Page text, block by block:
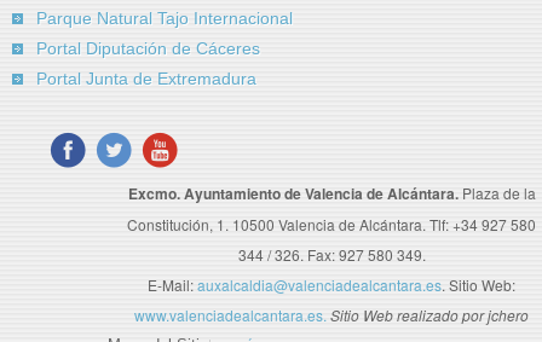
Parque Natural Tajo Internacional
Portal Diputación de Cáceres
Portal Junta de Extremadura
Excmo. Ayuntamiento de Valencia de Alcántara. Plaza de la
Constitución, 1. 10500 Valencia de Alcántara. Tlf: +34 927 580
344 / 326. Fax: 927 580 349.
E-Mail:auxalcaldia@valenciadealcantara.es. Sitio Web:
www.valenciadealcantara.es. Sitio Web realizado por jchero